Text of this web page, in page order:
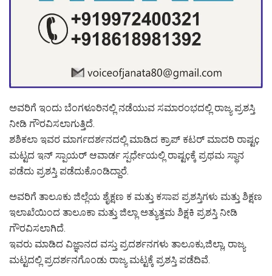
ಅವರಿಗೆ ಇಂದು ಬೆಂಗಳೂರಿನಲ್ಲಿ ನಡೆಯುವ ಸಮಾರಂಭದಲ್ಲಿ ರಾಜ್ಯ ಪ್ರಶಸ್ತಿ
ನೀಡಿ ಗೌರವಿಸಲಾಗುತ್ತಿದೆ.
ಶಶಿಕಲಾ ಇವರ ಮಾರ್ಗದರ್ಶನದಲ್ಲಿ ಮಾಡಿದ ಕ್ರಾಪ್ ಕಟರ್ ಮಾದರಿ ರಾಷ್ಟç
ಮಟ್ಟದ ಇನ್ ಸ್ಪಾಯರ್ ಆವಾರ್ಡ ಸ್ಪರ್ಧೇಯಲ್ಲಿ ರಾಷ್ಟçಕ್ಕೆ ಪ್ರಥಮ ಸ್ಥಾನ
ಪಡೆದು ಪ್ರಶಸ್ತಿ ಪಡೆದುಕೊಂಡಿದ್ದಾರೆ.
ಅವರಿಗೆ ತಾಲೂಕು ಜಿಲ್ಲೆಯ ಶೈಕ್ಷಣ ಕ ಮತ್ತು ಕಸಾಪ ಪ್ರಶಸ್ತಿಗಳು ಮತ್ತು ಶಿಕ್ಷಣ
ಇಲಾಖೆಯಿಂದ ತಾಲೂಕಾ ಮತ್ತು ಜಿಲ್ಲಾ ಅತ್ಯುತ್ತಮ ಶಿಕ್ಷಕಿ ಪ್ರಶಸ್ತಿ ನೀಡಿ
ಗೌರವಿಸಲಾಗಿದೆ.
ಇವರು ಮಾಡಿದ ವಿಜ್ಞಾನದ ವಸ್ತು ಪ್ರದರ್ಶನಗಳು ತಾಲೂಕು,ಜಿಲ್ಲಾ, ರಾಜ್ಯ
ಮಟ್ಟದಲ್ಲಿ ಪ್ರದರ್ಶನಗೊಂಡು ರಾಜ್ಯ ಮಟ್ಟಕ್ಕೆ ಪ್ರಶಸ್ತಿ ಪಡೆದಿವೆ.